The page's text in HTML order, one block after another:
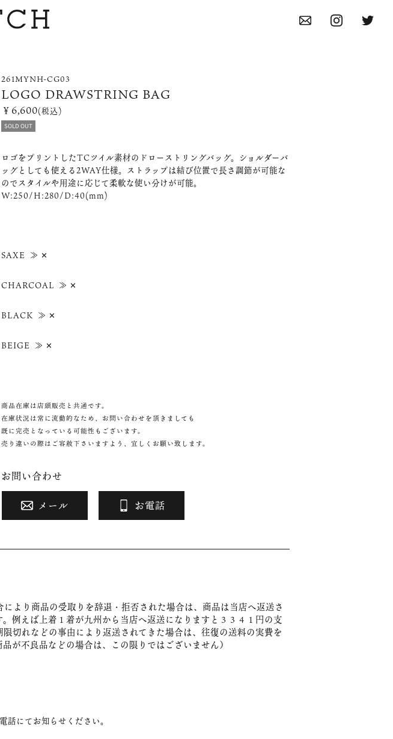
261MYNH-CG03
LOGO DRAWSTRING BAG
￥6,600(税込)
SOLD OUT
ロゴをプリントしたTCツイル素材のドローストリングバッグ。ショルダーバ
ッグとしても使える2WAY仕様。ストラップは結び位置で長さ調節が可能な
のでスタイルや用途に応じて柔軟な使い分けが可能。
W:250/H:280/D:40(mm)
SAXE ≫ ✕
CHARCOAL ≫ ✕
BLACK ≫ ✕
BEIGE ≫ ✕
商品在庫は店頭販売と共通です。
在庫状況は常に流動的なため、お問い合わせを頂きましても
既に完売となっている可能性もございます。
売り違いの際はご容赦下さいますよう、宜しくお願い致します。
お問い合わせ
メール お電話
より商品の受取りを辞退・拒否された場合は、商品は当店へ返送さ
例えば上着１着が九州から当店へ返送になりますと３３４１円の支
切れなどの事由により返送されてきた場合は、往復の送料の実費を
が不良品などの場合は、この限りではございません）
にてお知らせください。